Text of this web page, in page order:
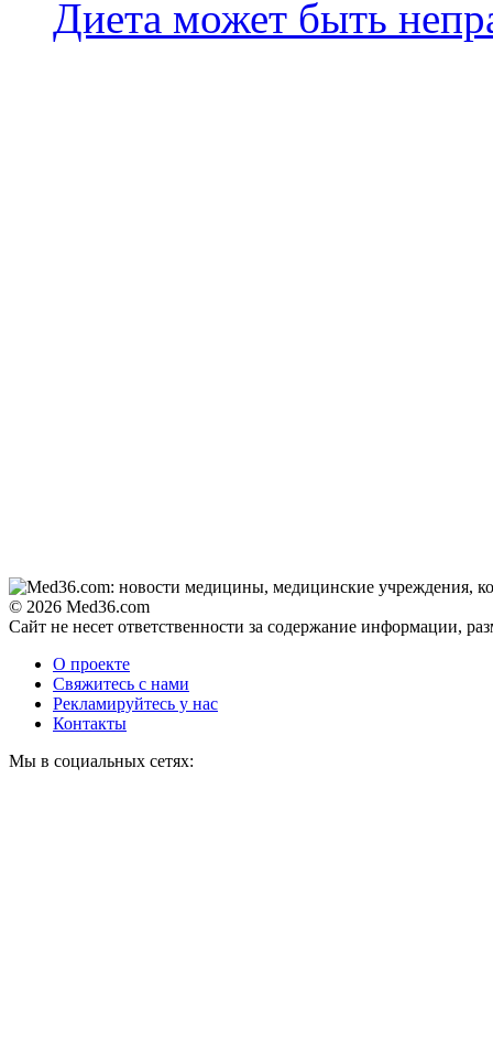
Диета может быть
© 2026 Med36.com
Сайт не несет ответственности за содержание информации,
О проекте
Свяжитесь с нами
Рекламируйтесь у нас
Контакты
Мы в социальных сетях: